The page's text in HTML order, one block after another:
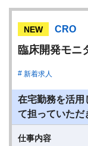
NEW CRO
臨床開発モニ
新着求人
在宅勤務を活用
て担っていただ
仕事内容